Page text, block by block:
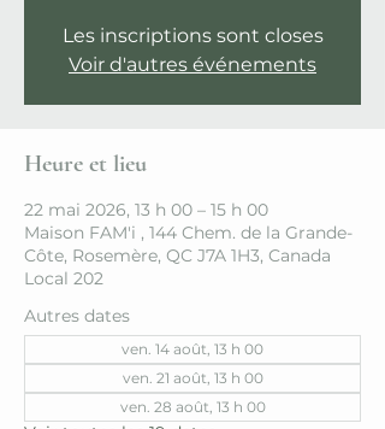
Les inscriptions sont closes
Voir d'autres événements
Heure et lieu
22 mai 2026, 13 h 00 – 15 h 00
Maison FAM'i , 144 Chem. de la Grande-
Côte, Rosemère, QC J7A 1H3, Canada
Local 202
Autres dates
ven. 14 août, 13 h 00
ven. 21 août, 13 h 00
ven. 28 août, 13 h 00